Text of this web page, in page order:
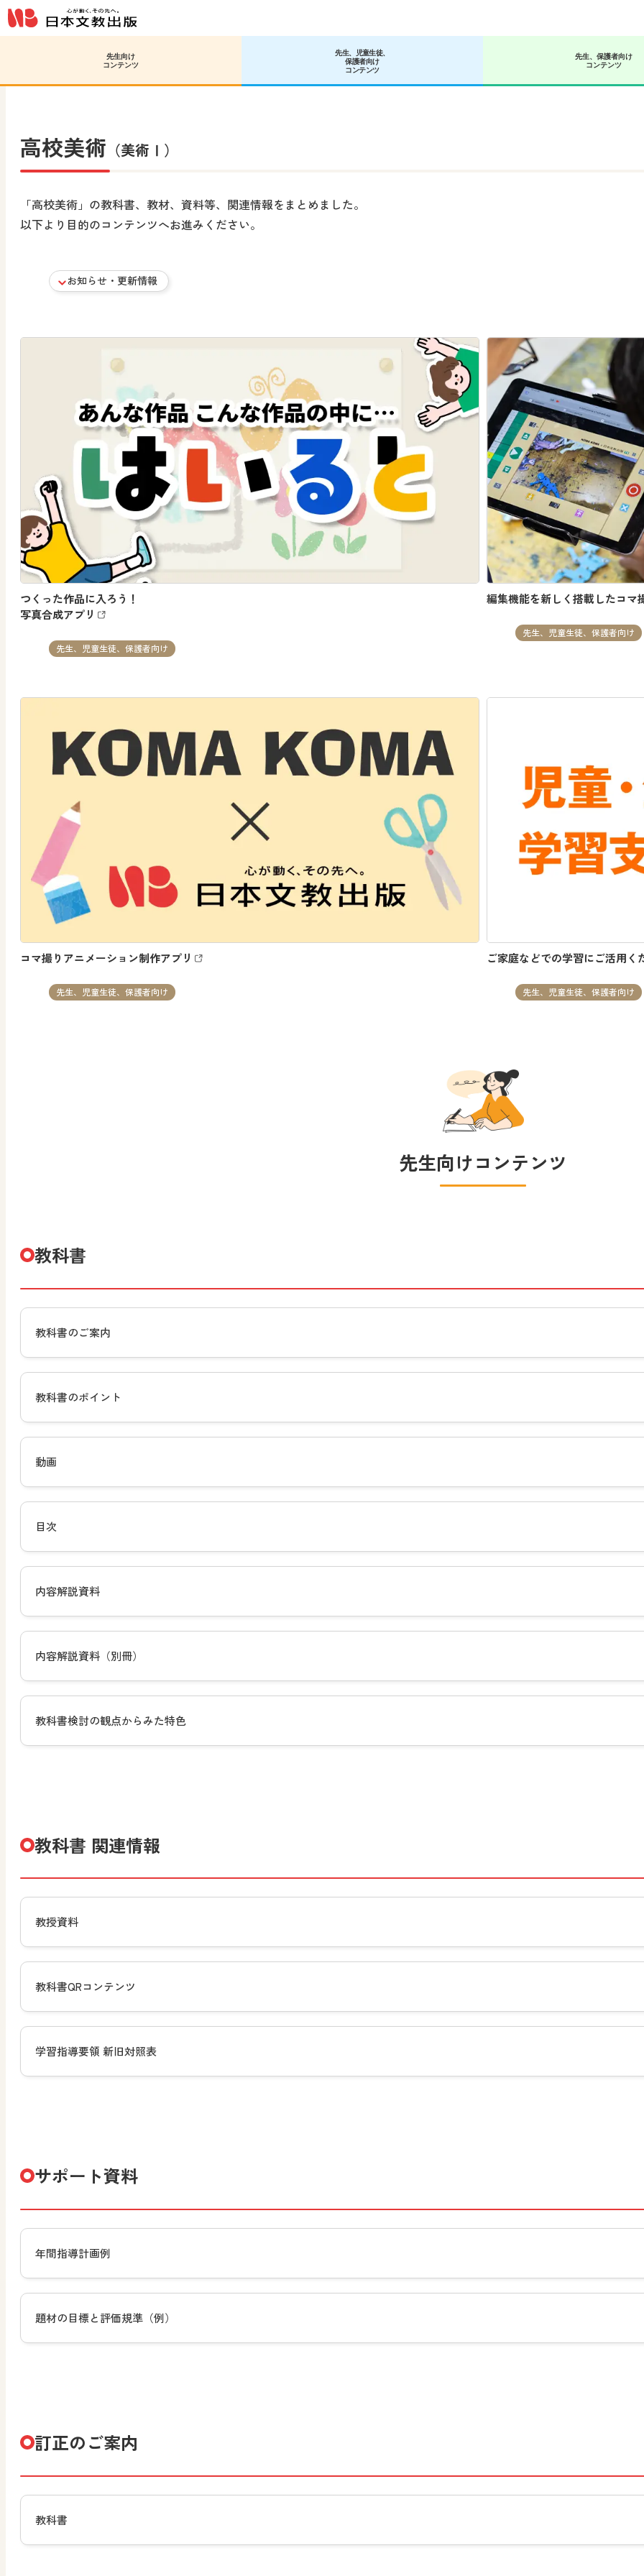
先生向け
コンテンツ
先生、児童生徒、
保護者向け
コンテンツ
先生、保護者向け
コンテンツ
高等学校 美術／工芸
高校美術 （美術Ⅰ）
「高校美術」の教科書、教材、資料等、関連情報をまとめました。
以下より目的のコンテンツへお進みください。
お知らせ・更新情報
つくった作品に入ろう！
写真合成アプリ
先生、児童生徒、保護者向け
編集機能を新しく搭載したコマ
先生、児童生徒、保護者向け
コマ撮りアニメーション制作アプリ
先生、児童生徒、保護者向け
ご家庭などでの学習にご活用く
先生、児童生徒、保護者向け
先生向けコンテンツ
教科書
教科書のご案内
教科書のポイント
動画
目次
内容解説資料
内容解説資料（別冊）
教科書検討の観点からみた特色
教科書 関連情報
教授資料
教科書QRコンテンツ
学習指導要領 新旧対照表
サポート資料
年間指導計画例
題材の目標と評価規準（例）
訂正のご案内
教科書